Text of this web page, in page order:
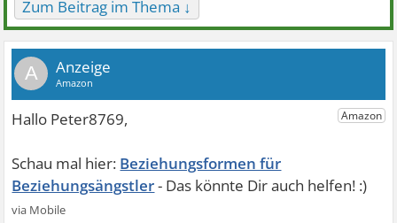
Zum Beitrag im Thema ↓
A
Beziehungsformen für
Beziehungsängstler